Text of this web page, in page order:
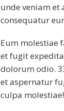
unde veniam
consequatur
Eum molestiae
et fugit
dolorum odio.
et aspernatur
culpa molestiae!